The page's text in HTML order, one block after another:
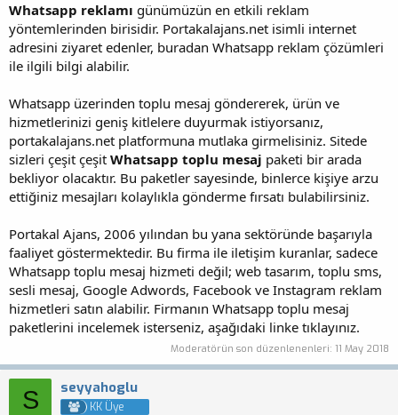
Whatsapp reklamı günümüzün en etkili reklam
yöntemlerinden birisidir. Portakalajans.net isimli internet
adresini ziyaret edenler, buradan Whatsapp reklam çözümleri
ile ilgili bilgi alabilir.
Whatsapp üzerinden toplu mesaj göndererek, ürün ve
hizmetlerinizi geniş kitlelere duyurmak istiyorsanız,
portakalajans.net platformuna mutlaka girmelisiniz. Sitede
sizleri çeşit çeşit Whatsapp toplu mesaj paketi bir arada
bekliyor olacaktır. Bu paketler sayesinde, binlerce kişiye arzu
ettiğiniz mesajları kolaylıkla gönderme fırsatı bulabilirsiniz.
Portakal Ajans, 2006 yılından bu yana sektöründe başarıyla
faaliyet göstermektedir. Bu firma ile iletişim kuranlar, sadece
Whatsapp toplu mesaj hizmeti değil; web tasarım, toplu sms,
sesli mesaj, Google Adwords, Facebook ve Instagram reklam
hizmetleri satın alabilir. Firmanın Whatsapp toplu mesaj
paketlerini incelemek isterseniz, aşağıdaki linke tıklayınız.
Moderatörün son düzenlenenleri: 11 May 2018
S seyyahoglu
KK Üye